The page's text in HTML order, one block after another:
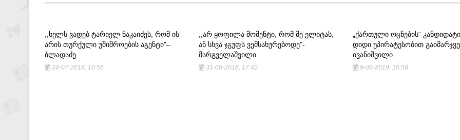
,,ᲮᲔᲚᲡ ᲕᲐᲓᲔᲑ ᲢᲐᲠᲘᲔᲚ ᲜᲐᲙᲐᲘᲫᲔᲡ, ᲠᲝᲛ ᲘᲡ
ᲐᲠᲘᲡ ᲗᲣᲠᲥᲣᲚᲘ ᲣᲨᲘᲨᲠᲝᲔᲑᲘᲡ ᲐᲒᲔᲜᲢᲘ"–
ᲑᲚᲐᲓᲐᲫᲔ
24-07-2018, 10:55
,,ᲐᲠ ᲧᲝᲤᲘᲚᲐ ᲛᲝᲛᲔᲜᲢᲘ, ᲠᲝᲛ ᲛᲔ ᲔᲚᲘᲢᲐᲡ,
ᲐᲜ ᲡᲮᲕᲐ ᲯᲒᲣᲤᲡ ᲕᲔᲛᲡᲐᲮᲣᲠᲔᲑᲝᲓᲔ"-
ᲛᲐᲠᲒᲕᲔᲚᲐᲨᲕᲘᲚᲘ
31-08-2018, 17:42
„ᲥᲐᲠᲗᲣᲚᲘ ᲝᲪᲜᲔᲑᲘᲡ“
ᲓᲘᲓᲘ ᲣᲞᲘᲠᲐᲢᲔᲡᲝᲑᲘᲗ
ᲘᲕᲐᲜᲘᲨᲕᲘᲚᲘ
9-06-2019, 10:58